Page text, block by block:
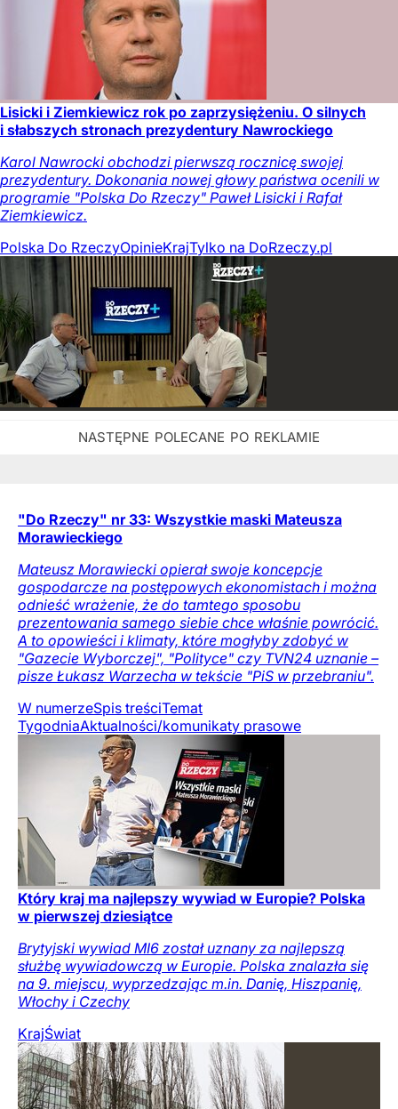
Lisicki i Ziemkiewicz rok po zaprzysiężeniu. O silnych
i słabszych stronach prezydentury Nawrockiego
Karol Nawrocki obchodzi pierwszą rocznicę swojej
prezydentury. Dokonania nowej głowy państwa ocenili w
programie "Polska Do Rzeczy" Paweł Lisicki i Rafał
Ziemkiewicz.
Polska Do RzeczyOpinieKrajTylko na DoRzeczy.pl
"Do Rzeczy" nr 33: Wszystkie maski Mateusza
Morawieckiego
Mateusz Morawiecki opierał swoje koncepcje
gospodarcze na postępowych ekonomistach i można
odnieść wrażenie, że do tamtego sposobu
prezentowania samego siebie chce właśnie powrócić.
A to opowieści i klimaty, które mogłyby zdobyć w
"Gazecie Wyborczej", "Polityce" czy TVN24 uznanie –
pisze Łukasz Warzecha w tekście "PiS w przebraniu".
W numerzeSpis treściTemat
TygodniaAktualności/komunikaty prasowe
Który kraj ma najlepszy wywiad w Europie? Polska
w pierwszej dziesiątce
Brytyjski wywiad MI6 został uznany za najlepszą
służbę wywiadowczą w Europie. Polska znalazła się
na 9. miejscu, wyprzedzając m.in. Danię, Hiszpanię,
Włochy i Czechy
KrajŚwiat